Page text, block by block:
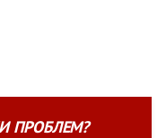
ПРОБЛЕМ?